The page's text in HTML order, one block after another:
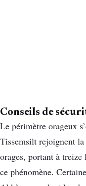
Conseils de
Le périmètre orageux
Tissemsilt rejoignent la
orages, portant à treize
ce phénomène.